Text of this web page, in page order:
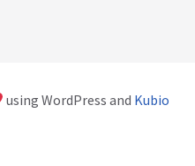
using WordPress and Kubio